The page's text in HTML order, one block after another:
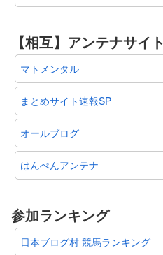
【相互】アンテナサイト
マトメンタル
まとめサイト速報SP
オールブログ
はんぺんアンテナ
参加ランキング
日本ブログ村 競馬ランキング